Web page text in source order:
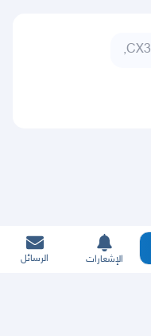
CX3,
الإشعارات الرسائل